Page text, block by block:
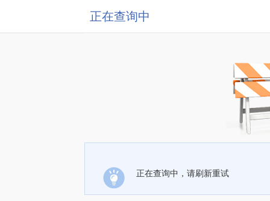
正在查询中
正在查询中，请刷新重试